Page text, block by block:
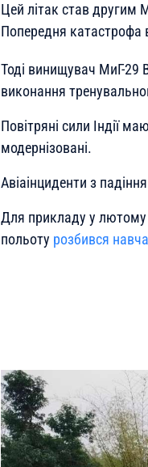
Цей літак став другим
Попередня катастрофа
Тоді винищувач МиГ-29
виконання
Повітряні сили Індії
модернізовані.
Авіаінциденти з
Для прикладу у лютому
польоту розбився